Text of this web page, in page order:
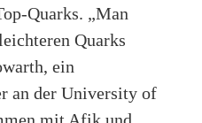
Quarks. „Man
Quarks
ein
an der University of